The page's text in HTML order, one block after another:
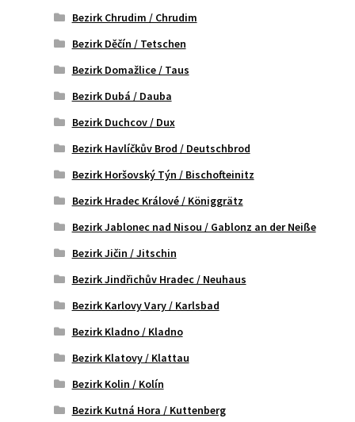
Bezirk Chrudim / Chrudim
Bezirk Děčín / Tetschen
Bezirk Domažlice / Taus
Bezirk Dubá / Dauba
Bezirk Duchcov / Dux
Bezirk Havlíčkův Brod / Deutschbrod
Bezirk Horšovský Týn / Bischofteinitz
Bezirk Hradec Králové / Königgrätz
Bezirk Jablonec nad Nisou / Gablonz an der Neiße
Bezirk Jičin / Jitschin
Bezirk Jindřichův Hradec / Neuhaus
Bezirk Karlovy Vary / Karlsbad
Bezirk Kladno / Kladno
Bezirk Klatovy / Klattau
Bezirk Kolin / Kolín
Bezirk Kutná Hora / Kuttenberg